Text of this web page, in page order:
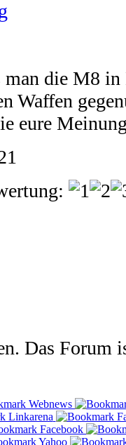
die M8
Waffen
eure
Das Forum